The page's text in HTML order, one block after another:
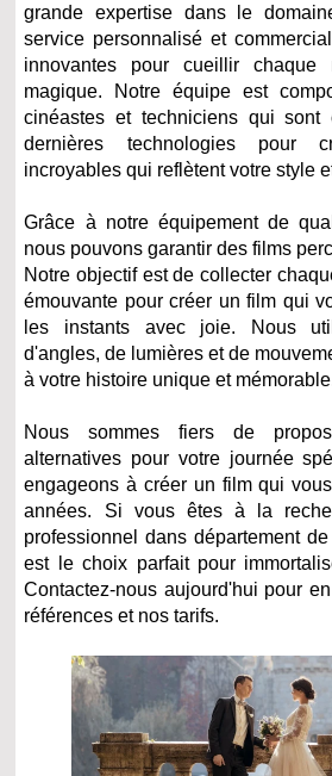
grande expertise dans le
service personnalisé et
innovantes pour cueillir chaque
magique. Notre équipe est
cinéastes et techniciens qui sont
dernières technologies pour
incroyables qui reflètent votre style
Grâce à notre équipement de
nous pouvons garantir des films
Notre objectif est de collecter
émouvante pour créer un film qui
les instants avec joie. Nous
d'angles, de lumières et de
à votre histoire unique et
Nous sommes fiers de
alternatives pour votre journée
engageons à créer un film qui
années. Si vous êtes à la
professionnel dans département
est le choix parfait pour
Contactez-nous aujourd'hui pour
références et nos tarifs.